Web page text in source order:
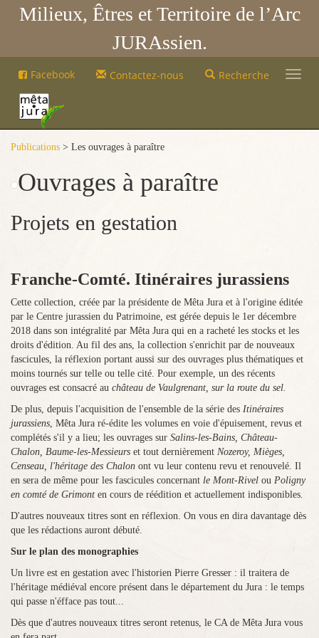
Milieux, Êtres et Territoire de l’Arc
JURAssien.
Jura Facebook Contactez-nous Recherche
Mêta-
Publications > Les ouvrages à paraître
Ouvrages à paraître
Projets en gestation
Franche-Comté. Itinéraires jurassiens
Cette collection, créée par la présidente de Mêta Jura et à l'origine éditée
par le Centre jurassien du Patrimoine, est gérée depuis le 1er décembre
2018 dans son intégralité par Mêta Jura qui en a racheté les stocks et les
droits d'édition. Au fil des ans, la collection s'enrichit par de nouveaux
fascicules, la réflexion portant aussi sur des ouvrages plus thématiques et
moins tournés sur telle ou telle cité. Pour exemple, un des récents
ouvrages est consacré au château de Vaulgrenant, sur la route du sel.
De plus, depuis l'acquisition de l'ensemble de la série des Itinéraires
jurassiens, Mêta Jura ré-édite les volumes en voie d'épuisement, revus et
complétés s'il y a lieu; les ouvrages sur Salins-les-Bains, Château-
Chalon, Baume-les-Messieurs et tout dernièrement Nozeroy, Mièges,
Censeau, l'héritage des Chalon ont vu leur contenu revu et renouvelé. Il
en sera de même pour les fascicules concernant le Mont-Rivel ou Poligny
en comté de Grimont en cours de réédition et actuellement indisponibles.
D'autres nouveaux titres sont en réflexion. On vous en dira davantage dès
que les rédactions auront débuté.
Sur le plan des monographies
Un livre est en gestation avec l'historien Pierre Gresser : il traitera de
l'héritage médiéval encore présent dans le département du Jura : le temps
qui passe n'éfface pas tout...
Dès que d'autres nouveaux titres seront retenus, le CA de Mêta Jura vous